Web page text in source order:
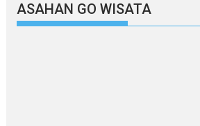
ASAHAN GO WISATA